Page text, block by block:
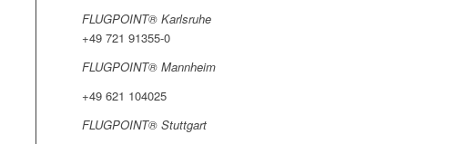
FLUGPOINT® Karlsruhe
+49 721 91355-0
FLUGPOINT® Mannheim
+49 621 104025
FLUGPOINT® Stuttgart